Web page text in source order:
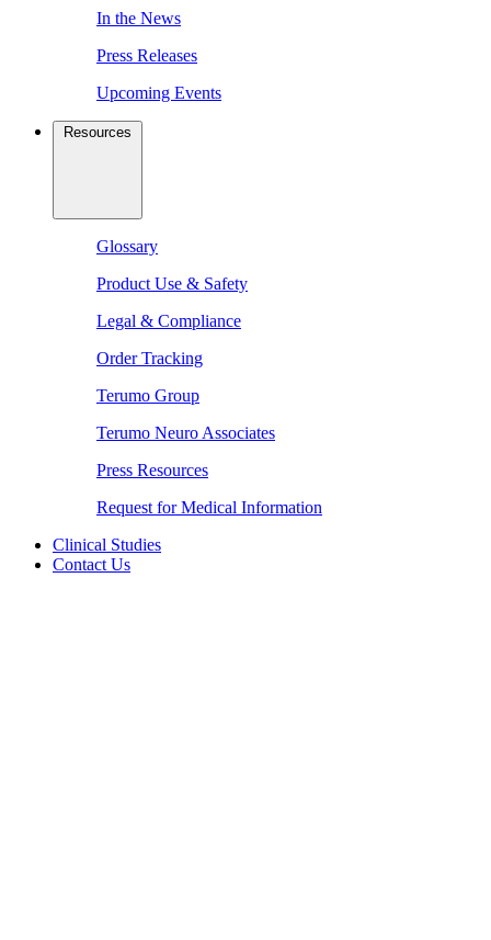
In the News
Press Releases
Upcoming Events
Resources
Glossary
Product Use & Safety
Legal & Compliance
Order Tracking
Terumo Group
Terumo Neuro Associates
Press Resources
Request for Medical Information
Clinical Studies
Contact Us